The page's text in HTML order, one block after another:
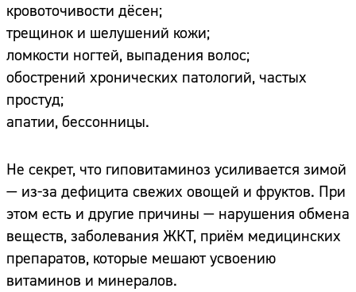
кровоточивости дёсен;
трещинок и шелушений кожи;
ломкости ногтей, выпадения волос;
обострений хронических патологий, частых
простуд;
апатии, бессонницы.
Не секрет, что гиповитаминоз усиливается зимой
— из-за дефицита свежих овощей и фруктов. При
этом есть и другие причины — нарушения обмена
веществ, заболевания ЖКТ, приём медицинских
препаратов, которые мешают усвоению
витаминов и минералов.